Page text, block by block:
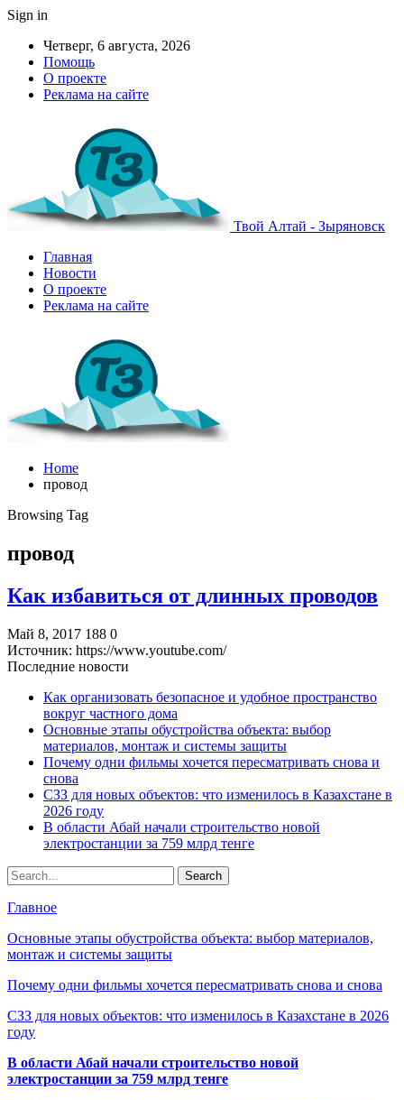
Sign in
Четверг, 6 августа, 2026
Помощь
О проекте
Реклама на сайте
Твой Алтай - Зыряновск
Главная
Новости
О проекте
Реклама на сайте
Home
провод
Browsing Tag
провод
Как избавиться от длинных проводов
Май 8, 2017 188 0
Источник: https://www.youtube.com/
Последние новости
Как организовать безопасное и удобное пространство
вокруг частного дома
Основные этапы обустройства объекта: выбор
материалов, монтаж и системы защиты
Почему одни фильмы хочется пересматривать снова и
снова
СЗЗ для новых объектов: что изменилось в Казахстане в
2026 году
В области Абай начали строительство новой
электростанции за 759 млрд тенге
Главное
Основные этапы обустройства объекта: выбор материалов,
монтаж и системы защиты
Почему одни фильмы хочется пересматривать снова и снова
СЗЗ для новых объектов: что изменилось в Казахстане в 2026
году
В области Абай начали строительство новой
электростанции за 759 млрд тенге